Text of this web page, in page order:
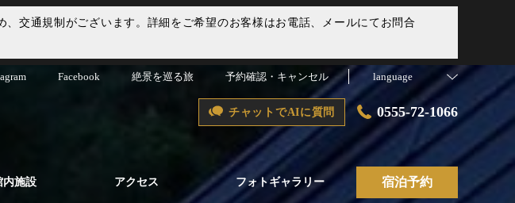
交通規制がございます。詳細をご希望のお客様はお電話、メールにてお問合
Facebook 絶景を巡る旅 予約確認・キャンセル language
チャットでAIに質問 0555-72-1066
内施設 アクセス フォトギャラリー 宿泊予約